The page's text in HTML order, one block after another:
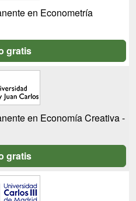
en Econometría
gratis
en Economía Creativa -
gratis